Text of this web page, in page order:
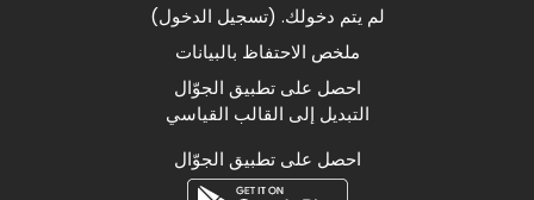
لم يتم دخولك. (تسجيل الدخول)
ملخص الاحتفاظ بالبيانات
احصل على تطبيق الجوّال
التبديل إلى القالب القياسي
احصل على تطبيق الجوّال